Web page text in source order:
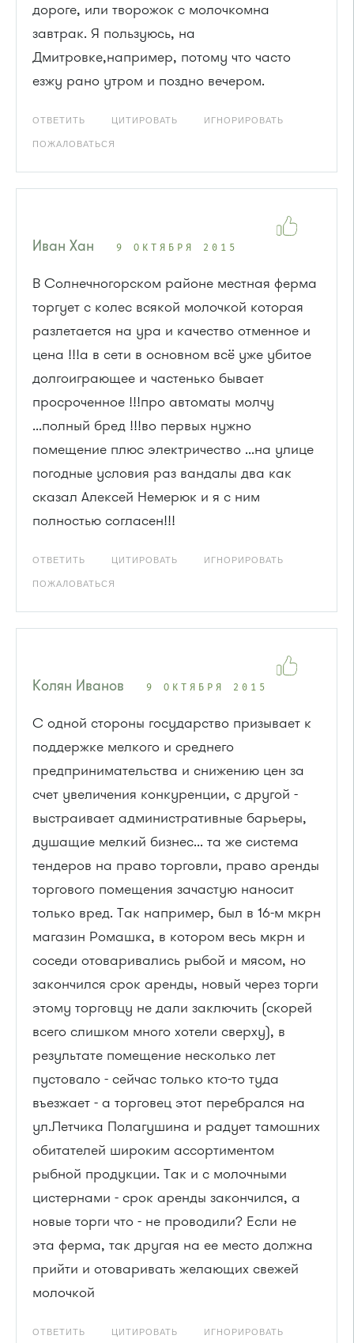
дороге, или творожок с молочкомна
завтрак. Я пользуюсь, на
Дмитровке,например, потому что часто
езжу рано утром и поздно вечером.
ОТВЕТИТЬ ЦИТИРОВАТЬ ИГНОРИРОВАТЬ
ПОЖАЛОВАТЬСЯ
Иван Хан 9 ОКТЯБРЯ 2015
В Солнечногорском районе местная ферма
торгует с колес всякой молочкой которая
разлетается на ура и качество отменное и
цена !!!а в сети в основном всё уже убитое
долгоиграющее и частенько бывает
просроченное !!!про автоматы молчу
...полный бред !!!во первых нужно
помещение плюс электричество ...на улице
погодные условия раз вандалы два как
сказал Алексей Немерюк и я с ним
полностью согласен!!!
ОТВЕТИТЬ ЦИТИРОВАТЬ ИГНОРИРОВАТЬ
ПОЖАЛОВАТЬСЯ
Колян Иванов 9 ОКТЯБРЯ 2015
С одной стороны государство призывает к
поддержке мелкого и среднего
предпринимательства и снижению цен за
счет увеличения конкуренции, с другой -
выстраивает административные барьеры,
душащие мелкий бизнес... та же система
тендеров на право торговли, право аренды
торгового помещения зачастую наносит
только вред. Так например, был в 16-м мкрн
магазин Ромашка, в котором весь мкрн и
соседи отоваривались рыбой и мясом, но
закончился срок аренды, новый через торги
этому торговцу не дали заключить (скорей
всего слишком много хотели сверху), в
результате помещение несколько лет
пустовало - сейчас только кто-то туда
въезжает - а торговец этот перебрался на
ул.Летчика Полагушина и радует тамошних
обитателей широким ассортиментом
рыбной продукции. Так и с молочными
цистернами - срок аренды закончился, а
новые торги что - не проводили? Если не
эта ферма, так другая на ее место должна
прийти и отоваривать желающих свежей
молочкой
ОТВЕТИТЬ ЦИТИРОВАТЬ ИГНОРИРОВАТЬ